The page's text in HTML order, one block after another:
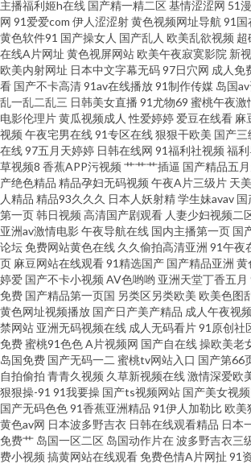
国黄色无码91 欧美日韩一级棒 丝袜伊人网 91蜜桃视
精品 婷婷五月天第五页 91婷色 大香蕉伊人精品 久久
视频网 成人国产 激情图区中文字幕 欧美太性交 影音
美TV另类 四虎色播 四虎午夜福利 国产91在线观看 女
激情 97色97好 国产福利社在线 伊人成人影片 操碰自
欧美 91内射视频 成人福利视频网 久久加勒比久久 日
片 国产自排视频大全 日本乱视频 91豆花网页 成人在
三欧美视频sss 91美眉网 成人牲爱午夜剧场 深夜探花
类激情欧美 一级欧美 国产TV在线观看 伊人伦理电影
频 91九色 豆花社区在线观看 熟女3P91 黄色91线上网
伊人热 91美女总站 国产白丝三区 欧美变态网站 午夜
福利不卡 欧美肏屄视频 综合肏屄视频 大香蕉肏屄 男
主播福利姬h在线 国产精一精二区基情涩涩网 51
网 91爱爱com 伊人涩涩射黄色视频网址导航 91国
黄色软件91 国产操女人 国产乱人 欧美乱欲视频 超
在线A片网址 黄色视屏网站欧美午夜寂寞影院 新
欧美内射网址 日本中文字幕无码97日穴网 成人免
看 国产不卡高清91av在线播放91制作传媒 岛国
乱一乱二乱三 日韩美女直播 91尤物69 蜜桃午夜激
电影伦理片黄瓜视频成人 性爱婷婷 爱豆在线看 麻
视频 午夜宅男在线91专区在线狠狠干欧美 国产三
在线97五月天婷婷 日韩在线网 91福利社视频 福
草视频8 香蕉APP污视频 艹艹艹插逼 国产精品五
产绝色精品 精品孕妇无码视频 午夜A片三级片 天
人精品 精品93久久久 日本人妖射精学生妹avav 国
第一页韩日视频 高清国产剧观看 人妻少妇视频二
亚洲av激情电影午夜导航在线 国内主播第一页 国
论坛免费网站黄色在线 久久偷拍高清亚洲 91午夜
页 麻豆网站在线观看91精选国产 国产精品亚洲 黄
婷爱 国产不卡小视频 AV色哟哟 亚洲天堂丁香五月
免费 国产精品第一页国 另类区另类欧美 欧美色图
黄色网址视频播放 国产日产美产精品 成人午夜视频
禁网站 亚洲无码视频在线 成人无码看片91原创社
免费蜜桃91色色A片视频网 国产自在线操欧美老
岛国免费 国产无码一二 蜜桃tv网站入口 国产第66
自拍偷拍 青青久视频 久草新视频在线激情深爱欧
狠狠操-91 91我要操 国产ts视频网站 国产美女视
国产无码色色91香蕉亚洲精品 91伊人加勒比 欧美
黄色av网 日本波多野吉衣 日韩在线观看精品 日本
免费艹 岛国一区二区 岛国动作片在波多野吉衣三
费小视频 搞黄网站在线观看免费色情A片网扯 91